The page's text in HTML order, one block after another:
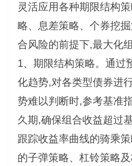
灵活应用各种期限结构
略、息差策略、个券挖
合风险的前提下,最大化
1、期限结构策略。通过
化趋势,对各类型债券进
势难以判断时,参考基准
久期,确保组合收益超过
跟踪收益率曲线的骑乘
的子弹策略、杠铃策略及